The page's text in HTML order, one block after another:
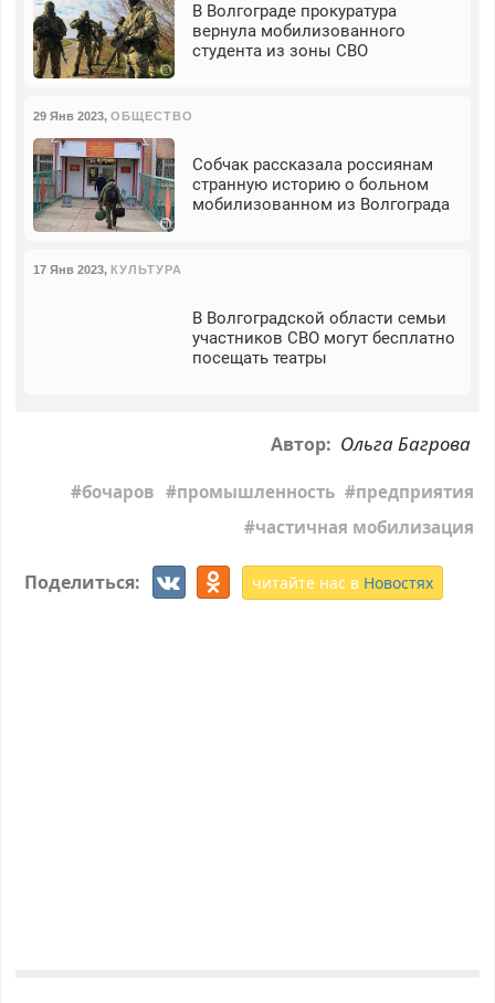
В Волгограде прокуратура
вернула мобилизованного
студента из зоны СВО
29 Янв 2023, ОБЩЕСТВО
Собчак рассказала россиянам
странную историю о больном
мобилизованном из Волгограда
17 Янв 2023, КУЛЬТУРА
В Волгоградской области семьи
участников СВО могут бесплатно
посещать театры
Автор: Ольга Багрова
бочаров промышленность
предприятия
частичная мобилизация
Поделиться: читайте нас в Новостях